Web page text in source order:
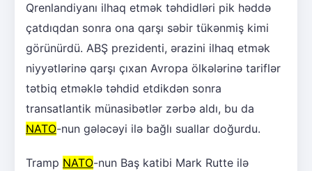
Qrenlandiyanı ilhaq etmək təhdidləri pik həddə
çatdıqdan sonra ona qarşı səbir tükənmiş kimi
görünürdü. ABŞ prezidenti, ərazini ilhaq etmək
niyyətlərinə qarşı çıxan Avropa ölkələrinə tariflər
tətbiq etməklə təhdid etdikdən sonra
transatlantik münasibətlər zərbə aldı, bu da
NATO-nun gələcəyi ilə bağlı suallar doğurdu.
Tramp NATO-nun Baş katibi Mark Rutte ilə